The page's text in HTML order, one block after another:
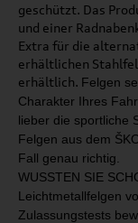
geschützt. Das
und einer
Extra für die
erhältlichen
erhältlich. Felgen
Charakter Ihres
lieber die sportliche
Felgen aus dem
Fall genau richtig.
WUSSTEN SIE
Leichtmetallfelgen
Zulassungstests